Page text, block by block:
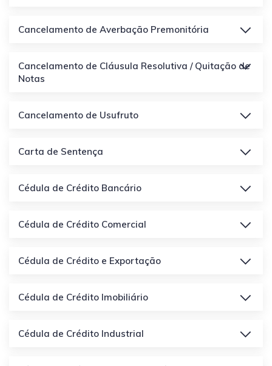
Cancelamento de Averbação Premonitória
Cancelamento de Cláusula Resolutiva / Quitação de
Notas
Cancelamento de Usufruto
Carta de Sentença
Cédula de Crédito Bancário
Cédula de Crédito Comercial
Cédula de Crédito e Exportação
Cédula de Crédito Imobiliário
Cédula de Crédito Industrial